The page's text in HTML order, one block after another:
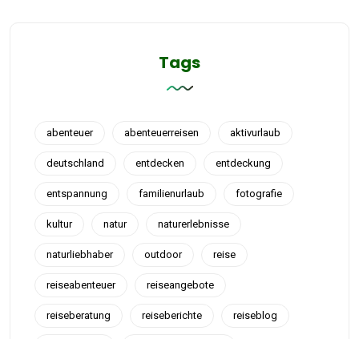
Tags
abenteuer abenteuerreisen aktivurlaub
deutschland entdecken entdeckung
entspannung familienurlaub fotografie
kultur natur naturerlebnisse
naturliebhaber outdoor reise
reiseabenteuer reiseangebote
reiseberatung reiseberichte reiseblog